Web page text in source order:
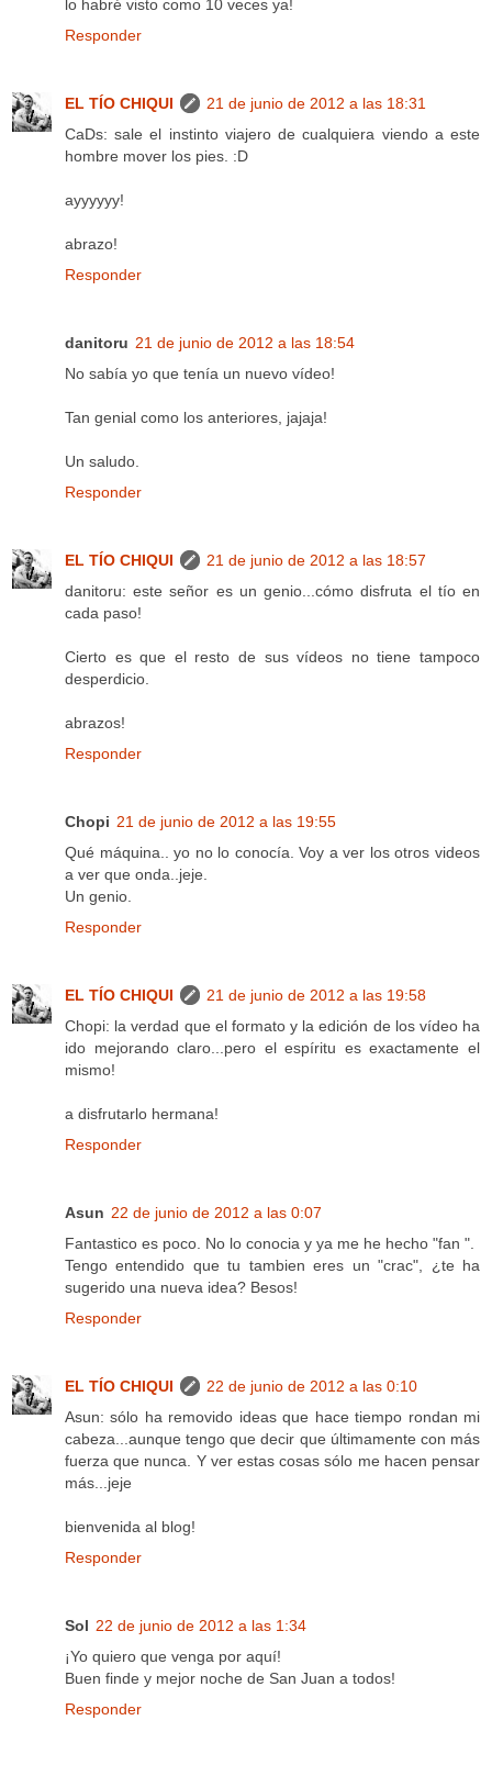
lo habré visto como 10 veces ya!
Responder
EL TÍO CHIQUI
21 de junio de 2012 a las 18:31
CaDs: sale el instinto viajero de cualquiera viendo a este
hombre mover los pies. :D
ayyyyyy!
abrazo!
Responder
danitoru 21 de junio de 2012 a las 18:54
No sabía yo que tenía un nuevo vídeo!
Tan genial como los anteriores, jajaja!
Un saludo.
Responder
EL TÍO CHIQUI
21 de junio de 2012 a las 18:57
danitoru: este señor es un genio...cómo disfruta el tío en
cada paso!
Cierto es que el resto de sus vídeos no tiene tampoco
desperdicio.
abrazos!
Responder
Chopi 21 de junio de 2012 a las 19:55
Qué máquina.. yo no lo conocía. Voy a ver los otros videos
a ver que onda..jeje.
Un genio.
Responder
EL TÍO CHIQUI
21 de junio de 2012 a las 19:58
Chopi: la verdad que el formato y la edición de los vídeo ha
ido mejorando claro...pero el espíritu es exactamente el
mismo!
a disfrutarlo hermana!
Responder
Asun 22 de junio de 2012 a las 0:07
Fantastico es poco. No lo conocia y ya me he hecho "fan ".
Tengo entendido que tu tambien eres un "crac", ¿te ha
sugerido una nueva idea? Besos!
Responder
EL TÍO CHIQUI
22 de junio de 2012 a las 0:10
Asun: sólo ha removido ideas que hace tiempo rondan mi
cabeza...aunque tengo que decir que últimamente con más
fuerza que nunca. Y ver estas cosas sólo me hacen pensar
más...jeje
bienvenida al blog!
Responder
Sol 22 de junio de 2012 a las 1:34
¡Yo quiero que venga por aquí!
Buen finde y mejor noche de San Juan a todos!
Responder